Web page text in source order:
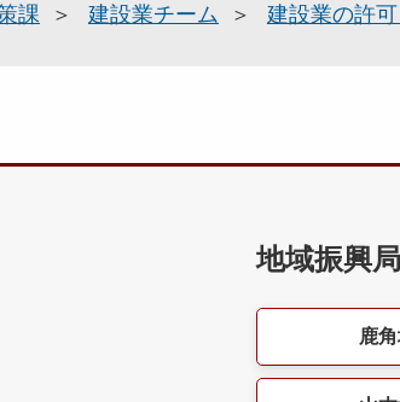
課 建設業チーム 建設業の許
地域振興局
鹿